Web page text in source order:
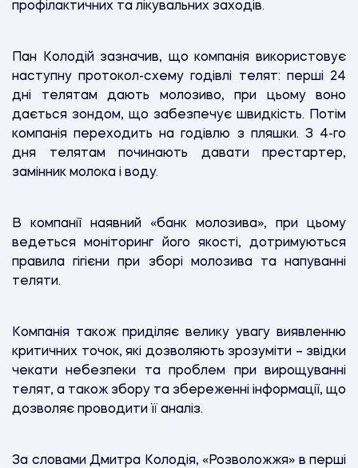
профілактичних та лікувальних заходів.
Пан Колодій зазначив, що компанія використовує
наступну протокол-схему годівлі телят: перші 24
дні телятам дають молозиво, при цьому воно
дається зондом, що забезпечує швидкість. Потім
компанія переходить на годівлю з пляшки. З 4-го
дня телятам починають давати престартер,
замінник молока і воду.
В компанії наявний «банк молозива», при цьому
ведеться моніторинг його якості, дотримуються
правила гігієни при зборі молозива та напуванні
теляти.
Компанія також приділяє велику увагу виявленню
критичних точок, які дозволяють зрозуміти – звідки
чекати небезпеки та проблем при вирощуванні
телят, а також збору та збереженні інформації, що
дозволяє проводити її аналіз.
За словами Дмитра Колодія, «Розволожжя» в перші